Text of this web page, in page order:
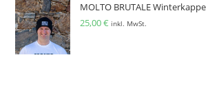
MOLTO BRUTALE
25,00€ inkl. MwSt.